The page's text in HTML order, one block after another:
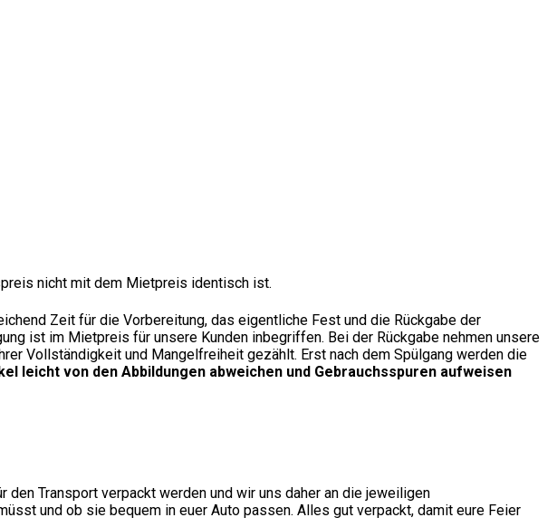
nicht mit dem Mietpreis identisch ist.
Zeit für die Vorbereitung, das eigentliche Fest und die Rückgabe der
ist im Mietpreis für unsere Kunden inbegriffen. Bei der Rückgabe nehmen unsere
Vollständigkeit und Mangelfreiheit gezählt. Erst nach dem Spülgang werden die
leicht von den Abbildungen abweichen und Gebrauchsspuren aufweisen
Transport verpackt werden und wir uns daher an die jeweiligen
und ob sie bequem in euer Auto passen. Alles gut verpackt, damit eure Feier